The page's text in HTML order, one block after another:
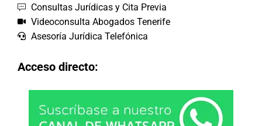
Consultas Jurídicas y Cita Previa
Videoconsulta Abogados Tenerife
Asesoría Jurídica Telefónica
Acceso directo: